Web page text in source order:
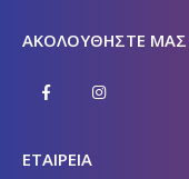
ΑΚΟΛΟΥΘΉΣΤΕ ΜΑΣ
ΕΤΑΙΡΕΙΑ